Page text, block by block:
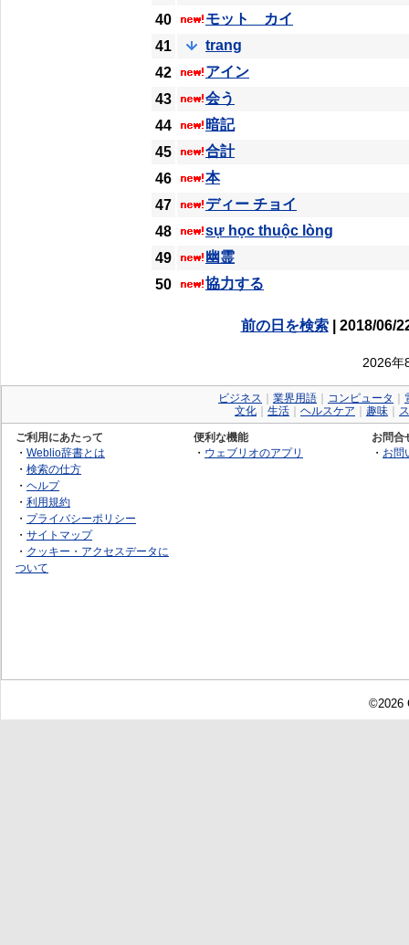
40
モット カイ
41
trang
42
アイン
43
会う
44
暗記
45
合計
46
本
47
ディー チョイ
48
sự học thuộc lòng
49
幽霊
50
協力する
前の日を検索| 2018/06/
2026年
ビジネス 業界用語 コンピュータ
文化
生活 ヘルスケア 趣味
ご利用にあたって
・ Weblio辞書とは
・ 検索の仕方
・ ヘルプ
・ 利用規約
・ プライバシーポリシー
・ サイトマップ
・ クッキー・アクセスデータに
ついて
便利な機能
・ ウェブリオのアプリ
お問合
・ お問
©2026